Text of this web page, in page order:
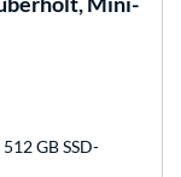
GB SSD-